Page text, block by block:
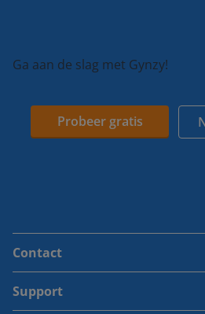
Ga aan de slag met Gynzy!
Probeer gratis
Contact
Support